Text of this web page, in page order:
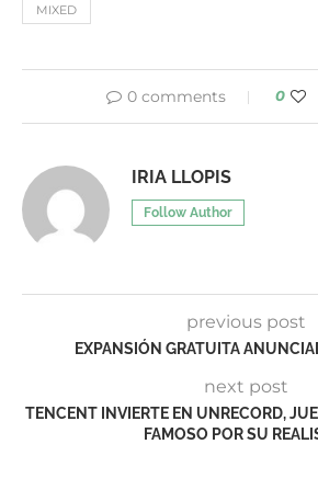
MIXED
0 comments 0
IRIA LLOPIS
Follow Author
previous post
EXPANSIÓN GRATUITA
next post
TENCENT INVIERTE EN UNRECORD,
FAMOSO POR SU